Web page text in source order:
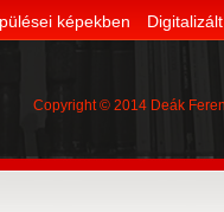
képekben
Copyright © 2014 Deák